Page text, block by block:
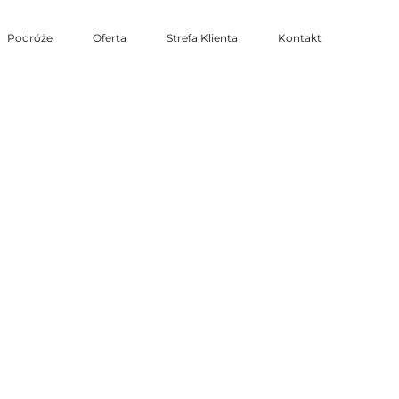
Podróże Oferta Strefa Klienta Kontakt